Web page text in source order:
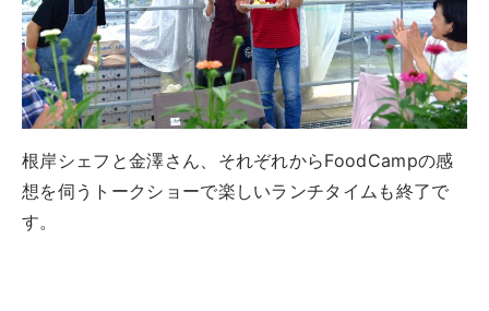
根岸シェフと金澤さん、それぞれからFoodCampの感
想を伺うトークショーで楽しいランチタイムも終了で
す。